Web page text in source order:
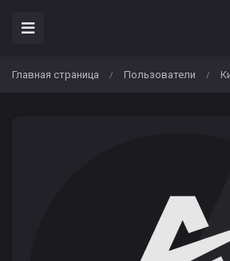
Главная страница / Пользователи /